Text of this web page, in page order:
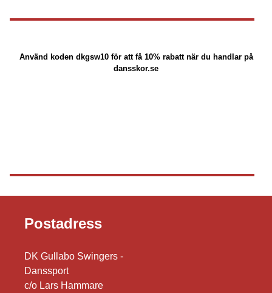
Använd kodendkgsw10 för att få 10% rabatt när du handlar på
dansskor.se
Postadress
DK Gullabo Swingers -
Danssport
c/o Lars Hammare